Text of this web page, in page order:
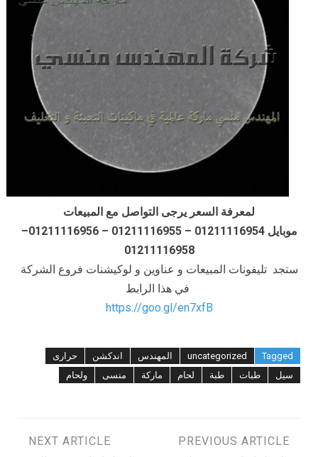
لمعرفة السعر يرجى التواصل مع المبيعات
موبايل 01211116954 – 01211116955 – 01211116956–
01211116958
ستجد تليفونات المبيعات و عناوين و لوكيشنات فروع الشركة
في هذا الرابط
https://goo.gl/en7xfB
Tagged
uncategorized المهندس اندكشن
حرارى
سيل
طبات طبة لحام ماركة منسى ولحام
تصفّح
PREVIOUS ARTICLE
NEXT ARTICLE